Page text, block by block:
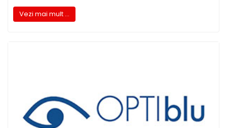
Vezi mai mult ...